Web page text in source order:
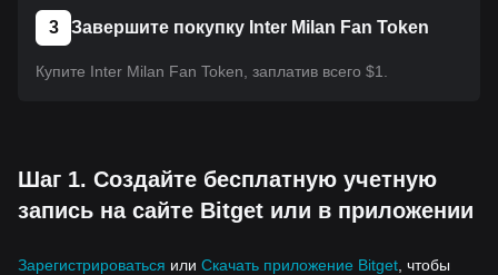
3 Завершите покупку Inter Milan Fan Token
Купите Inter Milan Fan Token, заплатив всего $1.
Шаг 1. Создайте бесплатную учетную
запись на сайте Bitget или в приложении
Зарегистрироваться или Скачать приложение Bitget , чтобы